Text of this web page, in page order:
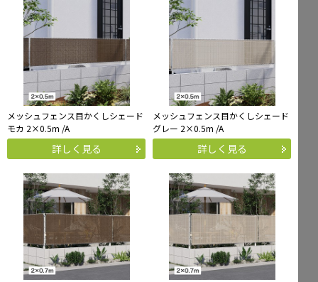
メッシュフェンス目かくしシェード
モカ 2×0.5m /A
詳しく見る
メッシュフェンス目かくしシェード
グレー 2×0.5m /A
詳しく見る